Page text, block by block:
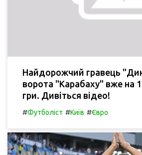
Найдорожчий гравець
ворота "Карабаху" вже на
гри. Дивіться відео!
#Футболіст #Київ #Євро